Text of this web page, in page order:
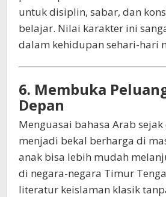
untuk disiplin, sabar, dan
belajar. Nilai karakter ini
dalam kehidupan sehari-hari
6. Membuka
Depan
Menguasai bahasa Arab
menjadi bekal berharga di
anak bisa lebih mudah
di negara-negara Timur
literatur keislaman klasik